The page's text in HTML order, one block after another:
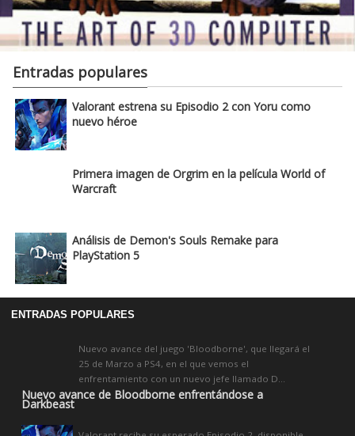
Entradas populares
Valorant estrena su Episodio 2 con Yoru como
nuevo héroe
Primera imagen de Orgrim en la película World of
Warcraft
Análisis de Demon's Souls Remake para
PlayStation 5
ENTRADAS POPULARES
Nuevo avance de Bloodborne enfrentándose a
Darkbeast
Nuevo avance del juego 'Bloodborne', que llegará el
25 de Marzo a PS4, en el que vemos el
enfrentamiento con un nuevo jefe llamado D...